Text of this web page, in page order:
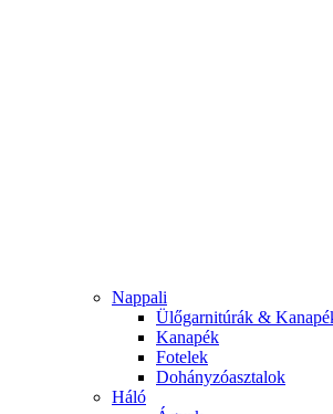
Nappali
Ülőgarnitúrák &
Kanapék
Fotelek
Dohányzóasztalok
Háló